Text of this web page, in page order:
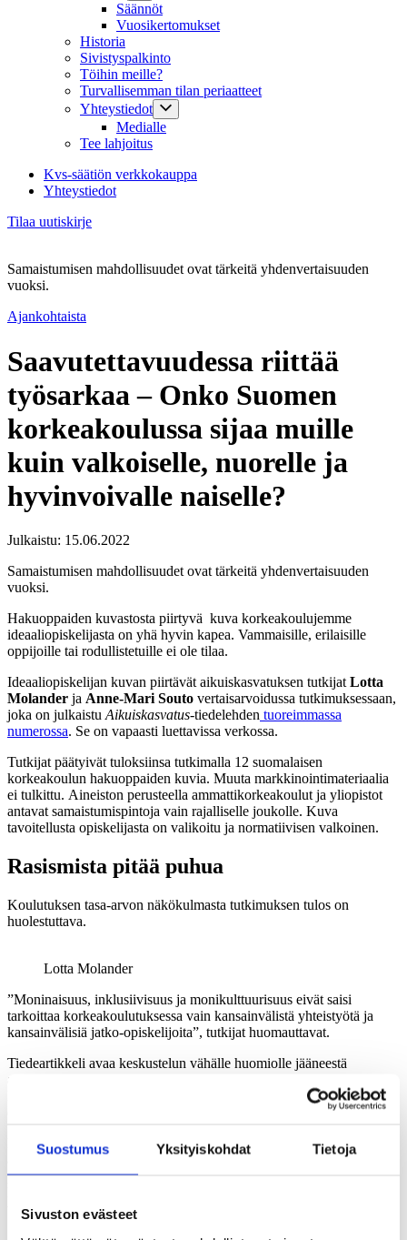
Suostumus Yksityiskohdat Tietoja
Sivuston evästeet
Säännöt
Vuosikertomukset
Historia
Sivistyspalkinto
Töihin meille?
Turvallisemman tilan periaatteet
Yhteystiedot
Medialle
Tee lahjoitus
Kvs-säätiön verkkokauppa
Yhteystiedot
Tilaa uutiskirje
Samaistumisen mahdollisuudet ovat tärkeitä yhdenvertaisuuden
vuoksi.
Ajankohtaista
Saavutettavuudessa riittää
työsarkaa – Onko Suomen
korkeakoulussa sijaa muille
kuin valkoiselle, nuorelle ja
hyvinvoivalle naiselle?
Julkaistu: 15.06.2022
Samaistumisen mahdollisuudet ovat tärkeitä yhdenvertaisuuden
vuoksi.
Hakuoppaiden kuvastosta piirtyvä kuva korkeakoulujemme
ideaaliopiskelijasta on yhä hyvin kapea. Vammaisille, erilaisille
oppijoille tai rodullistetuille ei ole tilaa.
Ideaaliopiskelijan kuvan piirtävät aikuiskasvatuksen tutkijat Lotta
Molander ja Anne-Mari Souto vertaisarvoidussa tutkimuksessaan,
joka on julkaistu Aikuiskasvatus-tiedelehden tuoreimmassa
numerossa. Se on vapaasti luettavissa verkossa.
Tutkijat päätyivät tuloksiinsa tutkimalla 12 suomalaisen
korkeakoulun hakuoppaiden kuvia. Muuta markkinointimateriaalia
ei tulkittu. Aineiston perusteella ammattikorkeakoulut ja yliopistot
antavat samaistumispintoja vain rajalliselle joukolle. Kuva
tavoitellusta opiskelijasta on valikoitu ja normatiivisen valkoinen.
Rasismista pitää puhua
Koulutuksen tasa-arvon näkökulmasta tutkimuksen tulos on
huolestuttava.
Lotta Molander
”Moninaisuus, inklusiivisuus ja monikulttuurisuus eivät saisi
tarkoittaa korkeakoulutuksessa vain kansainvälistä yhteistyötä ja
kansainvälisiä jatko-opiskelijoita”, tutkijat huomauttavat.
Tiedeartikkeli avaa keskustelun vähälle huomiolle jääneestä
aiheesta: rasismista ja valkoisesta normatiivisuudesta
korkeakoulutuksessa. Rasismia ovat nostaneet esiin lähinnä
Rodullistettuja opiskelijoita kuvattiin enemmän
ammattikorkeakoulujen kuin yliopistojen oppaissa, tosin kuvitus
painottui aasialaistaustaisten kuviin. Kansallisiin vähemmistöihin,
vaatteet eivät kuvissa näkyneet.